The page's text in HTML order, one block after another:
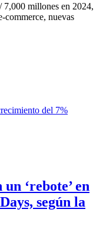
7,000 millones en 2024,
commerce, nuevas
‘rebote’ en
según la